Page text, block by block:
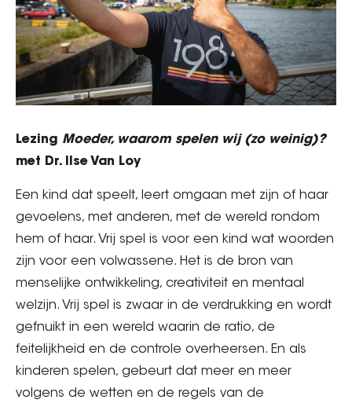
Lezing Moeder, waarom spelen wij (zo weinig)?
met Dr. Ilse Van Loy
Een kind dat speelt, leert omgaan met zijn of haar
gevoelens, met anderen, met de wereld rondom
hem of haar. Vrij spel is voor een kind wat woorden
zijn voor een volwassene. Het is de bron van
menselijke ontwikkeling, creativiteit en mentaal
welzijn. Vrij spel is zwaar in de verdrukking en wordt
gefnuikt in een wereld waarin de ratio, de
feitelijkheid en de controle overheersen. En als
kinderen spelen, gebeurt dat meer en meer
volgens de wetten en de regels van de